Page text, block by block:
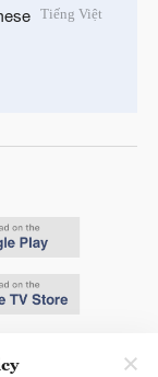
Tiếng Việt